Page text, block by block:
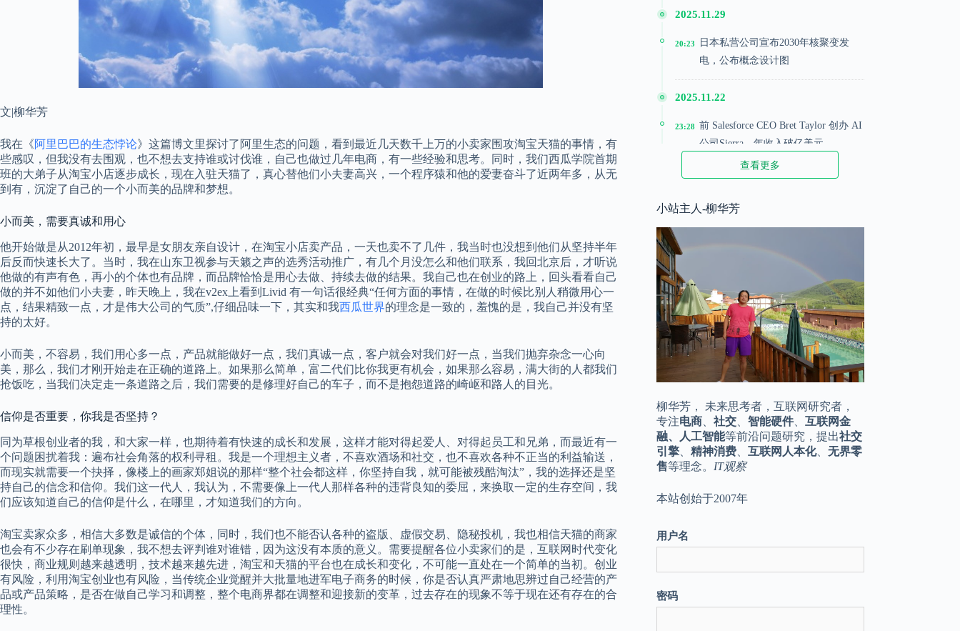
文|柳华芳
我在《阿里巴巴的生态悖论》这篇博文里探讨了阿里生态的问题，看到最近几天数千上万的小卖家围攻淘宝天猫的事情，有
些感叹，但我没有去围观，也不想去支持谁或讨伐谁，自己也做过几年电商，有一些经验和思考。同时，我们西瓜学院首期
班的大弟子从淘宝小店逐步成长，现在入驻天猫了，真心替他们小夫妻高兴，一个程序猿和他的爱妻奋斗了近两年多，从无
到有，沉淀了自己的一个小而美的品牌和梦想。
小而美，需要真诚和用心
他开始做是从2012年初，最早是女朋友亲自设计，在淘宝小店卖产品，一天也卖不了几件，我当时也没想到他们从坚持半年
后反而快速长大了。当时，我在山东卫视参与天籁之声的选秀活动推广，有几个月没怎么和他们联系，我回北京后，才听说
他做的有声有色，再小的个体也有品牌，而品牌恰恰是用心去做、持续去做的结果。我自己也在创业的路上，回头看看自己
做的并不如他们小夫妻，昨天晚上，我在v2ex上看到Livid 有一句话很经典“任何方面的事情，在做的时候比别人稍微用心一
点，结果精致一点，才是伟大公司的气质”,仔细品味一下，其实和我西瓜世界的理念是一致的，羞愧的是，我自己并没有坚
持的太好。
小而美，不容易，我们用心多一点，产品就能做好一点，我们真诚一点，客户就会对我们好一点，当我们抛弃杂念一心向
美，那么，我们才刚开始走在正确的道路上。如果那么简单，富二代们比你我更有机会，如果那么容易，满大街的人都我们
抢饭吃，当我们决定走一条道路之后，我们需要的是修理好自己的车子，而不是抱怨道路的崎岖和路人的目光。
信仰是否重要，你我是否坚持？
同为草根创业者的我，和大家一样，也期待着有快速的成长和发展，这样才能对得起爱人、对得起员工和兄弟，而最近有一
个问题困扰着我：遍布社会角落的权利寻租。我是一个理想主义者，不喜欢酒场和社交，也不喜欢各种不正当的利益输送，
而现实就需要一个抉择，像楼上的画家郑姐说的那样“整个社会都这样，你坚持自我，就可能被残酷淘汰”，我的选择还是坚
持自己的信念和信仰。我们这一代人，我认为，不需要像上一代人那样各种的违背良知的委屈，来换取一定的生存空间，我
们应该知道自己的信仰是什么，在哪里，才知道我们的方向。
淘宝卖家众多，相信大多数是诚信的个体，同时，我们也不能否认各种的盗版、虚假交易、隐秘投机，我也相信天猫的商家
也会有不少存在刷单现象，我不想去评判谁对谁错，因为这没有本质的意义。需要提醒各位小卖家们的是，互联网时代变化
很快，商业规则越来越透明，技术越来越先进，淘宝和天猫的平台也在成长和变化，不可能一直处在一个简单的当初。创业
有风险，利用淘宝创业也有风险，当传统企业觉醒并大批量地进军电子商务的时候，你是否认真严肃地思辨过自己经营的产
品或产品策略，是否在做自己学习和调整，整个电商界都在调整和迎接新的变革，过去存在的现象不等于现在还有存在的合
理性。
2025.11.29
20:23
日本私营公司宣布2030年核聚变发
电，公布概念设计图
2025.11.22
23:28 前 Salesforce CEO Bret Taylor 创办 AI
公司Sierra，年收入破亿美元
2025.11.17
10:20 华为 Mate80 系列定档，♾️美背，全
金属机身
16:42 王化转岗？小米公关一号位是烫手山
芋
查看更多
小站主人-柳华芳
柳华芳， 未来思考者，互联网研究者，
专注电商 、社交 、智能硬件、互联网金
融、人工智能等前沿问题研究，提出社交
引擎 、精神消费 、互联网人本化、无界零
售等理念。 IT观察
本站创始于2007年
用户名
密码